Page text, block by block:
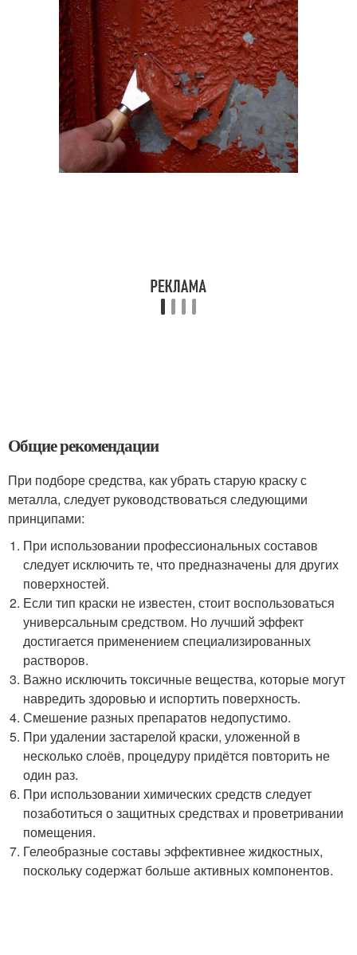
Общие рекомендации
При подборе средства, как убрать старую краску с
металла, следует руководствоваться следующими
принципами:
При использовании профессиональных составов
следует исключить те, что предназначены для других
поверхностей.
Если тип краски не известен, стоит воспользоваться
универсальным средством. Но лучший эффект
достигается применением специализированных
растворов.
Важно исключить токсичные вещества, которые могут
навредить здоровью и испортить поверхность.
Смешение разных препаратов недопустимо.
При удалении застарелой краски, уложенной в
несколько слоёв, процедуру придётся повторить не
один раз.
При использовании химических средств следует
позаботиться о защитных средствах и проветривании
помещения.
Гелеобразные составы эффективнее жидкостных,
поскольку содержат больше активных компонентов.